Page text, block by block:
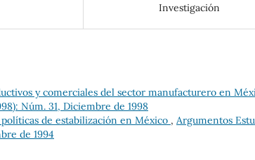
Investigación
y comerciales del sector manufacturero en
Núm. 31, Diciembre de 1998
de estabilización en México , Argumentos
de 1994